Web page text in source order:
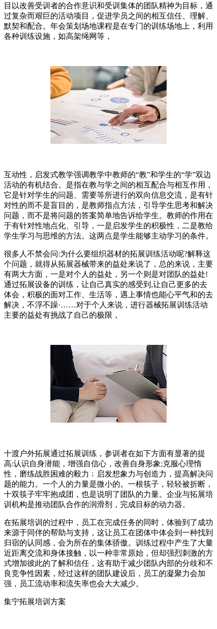
目以改善受训者的合作意识和受训集体的团队精神为目标，通
过复杂而艰巨的活动项目，促进学员之间的相互信任、理解、
默契和配合。年会策划场地课程是在专门的训练场地上，利用
各种训练设施，如高架绳网等，
互动性，启发式教学强调教学中教师的“教”和学生的“学”双边
活动的有机结合。是指在教与学之间的相互配合与相互作用，
它是针对学生的问题、需要等所进行的双向信息交流，是有针
对性的而不是盲目的，是教师指点方法，引导学生思考和解决
问题，而不是将问题的答案简单地告诉给学生。教师的作用在
于有针对性地点化、引导，一是启发学生的积极性，二是教给
学生学习与思维的方法。这两点是学生能够主动学习的条件。
很多人不禁会问:为什么要组织器材的拓展训练活动呢?解释这
个问题，就得从拓展器械带来的益处来说了，总的来说，主要
有两大方面，一是对个人的益处，另一个则是对团队的益处!
通过拓展设备的训练，让自己真实的感受到,让自己更多的去
体会，积极的面对工作、生活等，遇上事情也能心平气和的去
解决，不浮不躁·……对于个人来说，进行器械拓展训练活动
主要的益处有挑战了自己的极限，
十渡户外拓展通过拓展训练，参训者在如下方面有显著的提
高:认识自身潜能，增强自信心，改善自身形象;克服心理惰
性，磨练战胜困难的毅力﹔启发想象力与创造力，提高解决问
题的能力。一个人的力量是微小的。一根筷子，轻轻被折断，
十双筷子牢牢抱成团，也是说明了团队的力量。企业与拓展培
训机构是推动团队合作的润滑剂，完成目标的动力器。
在拓展培训的过程中，员工在完成任务的同时，体验到了成功
来源于同伴的帮助与支持，这让员工在团体中体会到一种找到
归宿的认同感，会为所在的集体骄傲。训练过程中产生了大量
近距离交流和身体接触，以一种非常原始，但却强烈刺激的方
式增加彼此的了解和信任，这有助于减少团队内部的分歧和不
良竞争性因素，经过这样的团队建设后，员工的凝聚力会加
强，员工流动率和流失率也会大大减少。
集宁拓展培训方案